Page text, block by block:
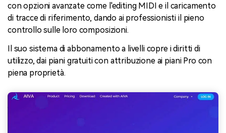
con opzioni avanzate come l'editing MIDI e il caricamento
di tracce di riferimento, dando ai professionisti il pieno
controllo sulle loro composizioni.
Il suo sistema di abbonamento a livelli copre i diritti di
utilizzo, dai piani gratuiti con attribuzione ai piani Pro con
piena proprietà.